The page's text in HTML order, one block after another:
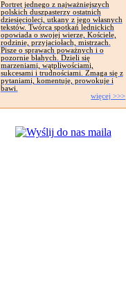
Portret jednego z najważniejszych
polskich duszpasterzy ostatnich
dziesięcioleci, utkany z jego własnych
tekstów. Twórca spotkań lednickich
opowiada o swojej wierze, Kościele,
rodzinie, przyjaciołach, mistrzach.
Pisze o sprawach poważnych i o
pozornie błahych. Dzieli się
marzeniami, wątpliwościami,
sukcesami i trudnościami. Zmaga się z
pytaniami, komentuje, prowokuje i
bawi.
więcej >>>